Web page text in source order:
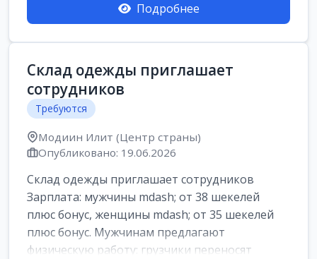
Подробнее
Склад одежды приглашает
сотрудников
Требуются
Модиин Илит (Центр страны)
Опубликовано: 19.06.2026
Склад одежды приглашает сотрудников
Зарплата: мужчины mdash; от 38 шекелей
плюс бонус, женщины mdash; от 35 шекелей
плюс бонус. Мужчинам предлагают
физическую работу: грузчики переносят